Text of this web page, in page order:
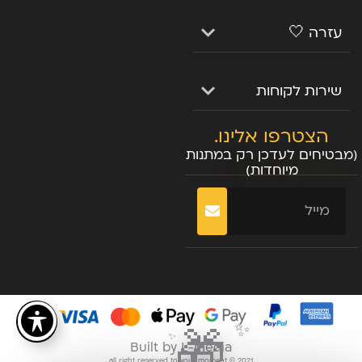
עזרה 🤍
שירות לקוחות
הצטרפו אלינו.
(מבטיחים לעדכן רק במתנות
מיוחדות)
שליחה
Built by L-Media
all right reserved to your moment © 2021
✨
✨